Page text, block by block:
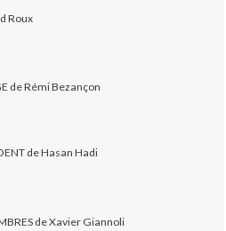
Roux
de Rémi Bezançon
de Hasan Hadi
de Xavier Giannoli